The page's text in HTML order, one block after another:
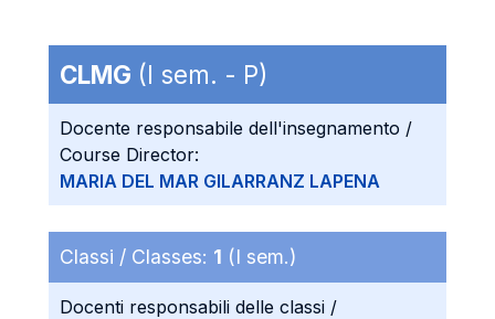
CLMG (I sem. - P)
Docente responsabile dell'insegnamento /
Course Director:
MARIA DEL MAR GILARRANZ LAPENA
Classi / Classes: 1 (I sem.)
Docenti responsabili delle classi /